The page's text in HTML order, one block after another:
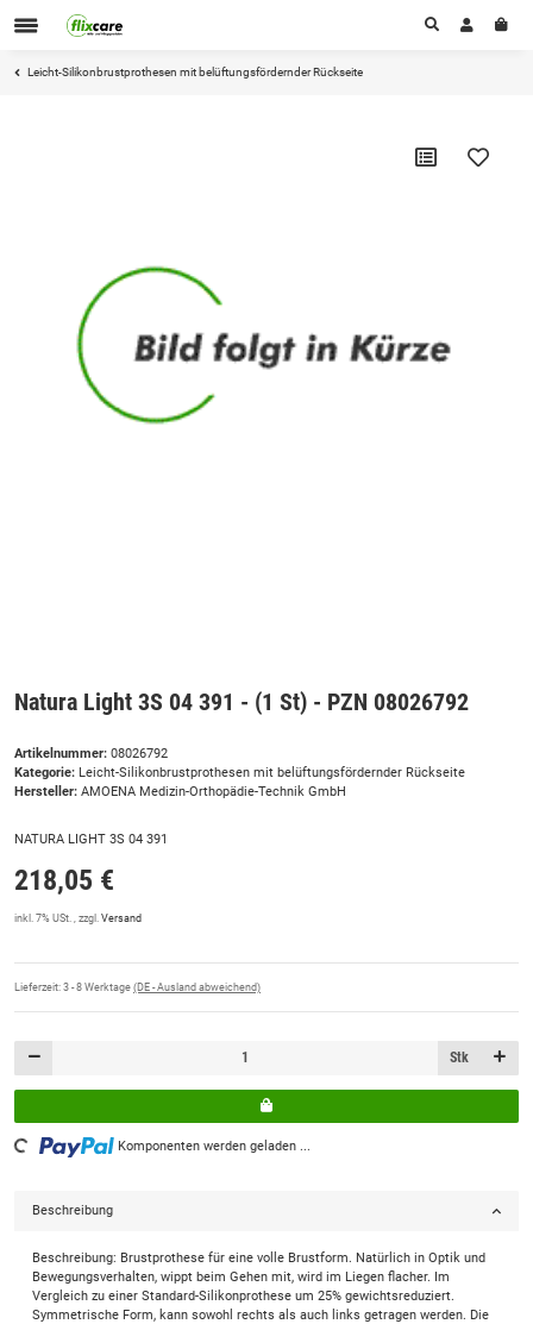
Leicht-Silikonbrustprothesen mit belüftungsfördernder Rückseite
Natura Light 3S 04 391 - (1 St) - PZN 08026792
Artikelnummer: 08026792
Kategorie: Leicht-Silikonbrustprothesen mit belüftungsfördernder Rückseite
Hersteller: AMOENA Medizin-Orthopädie-Technik GmbH
NATURA LIGHT 3S 04 391
218,05 €
inkl. 7% USt. , zzgl. Versand
Lieferzeit: 3 - 8 Werktage (DE - Ausland abweichend)
Stk
Loading... Komponenten werden geladen ...
Beschreibung
Beschreibung: Brustprothese für eine volle Brustform. Natürlich in Optik und
Bewegungsverhalten, wippt beim Gehen mit, wird im Liegen flacher. Im
Vergleich zu einer Standard-Silikonprothese um 25% gewichtsreduziert.
Symmetrische Form, kann sowohl rechts als auch links getragen werden. Die